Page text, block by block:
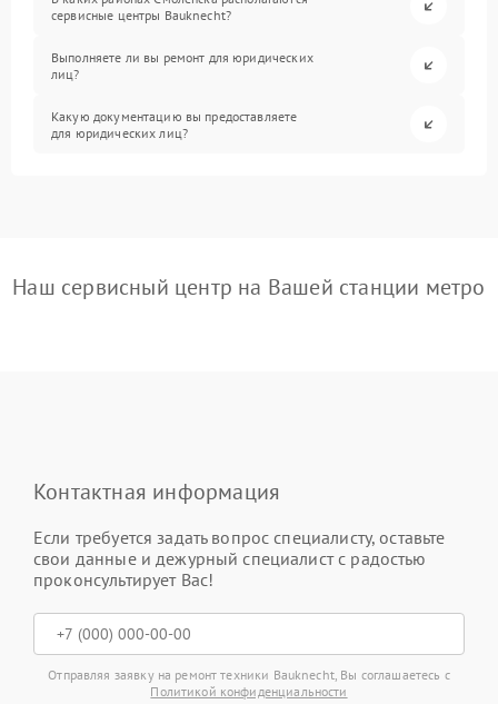
сервисные центры Bauknecht?
Выполняете ли вы ремонт для юридических
лиц?
Какую документацию вы предоставляете
для юридических лиц?
Наш сервисный центр на Вашей станции метро
Контактная информация
Если требуется задать вопрос специалисту, оставьте
свои данные и дежурный специалист с радостью
проконсультирует Вас!
Отправляя заявку на ремонт техники Bauknecht, Вы соглашаетесь с
Политикой конфиденциальности